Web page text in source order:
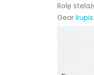
Rolę
Gear